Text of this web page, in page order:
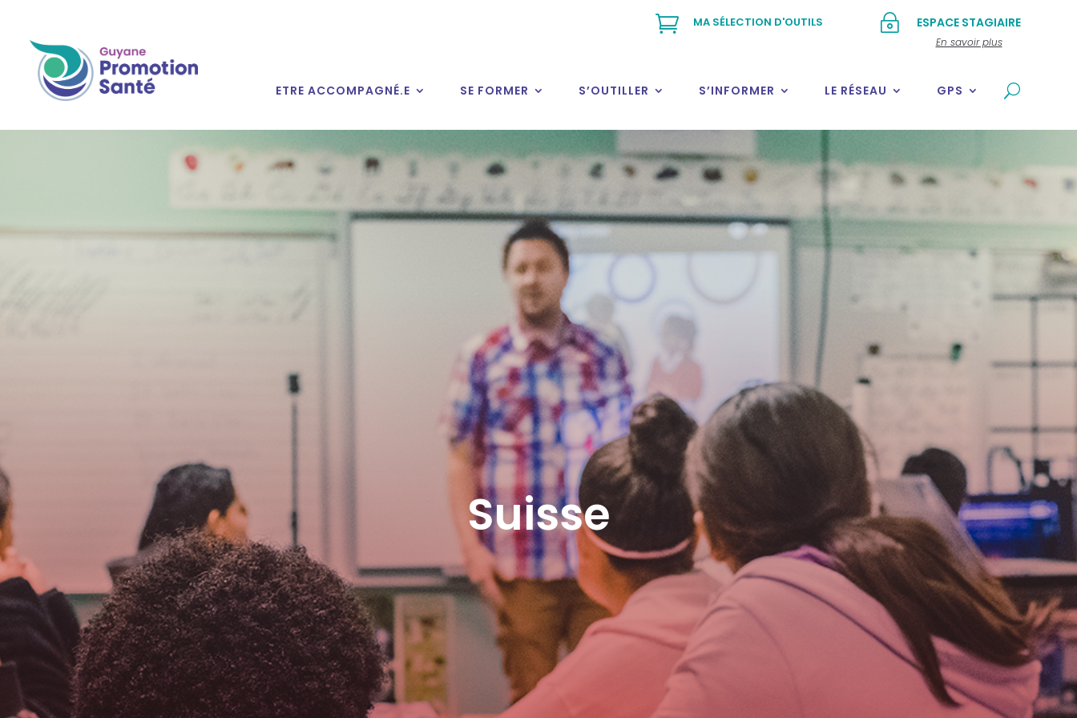
~ ESPACE STAGIAIRE
En savoir plus
 MA SÉLECTION D'OUTILS
ETRE ACCOMPAGNÉ.E SE FORMER S’OUTILLER S’INFORMER LE RÉSEAU GPS
Suisse